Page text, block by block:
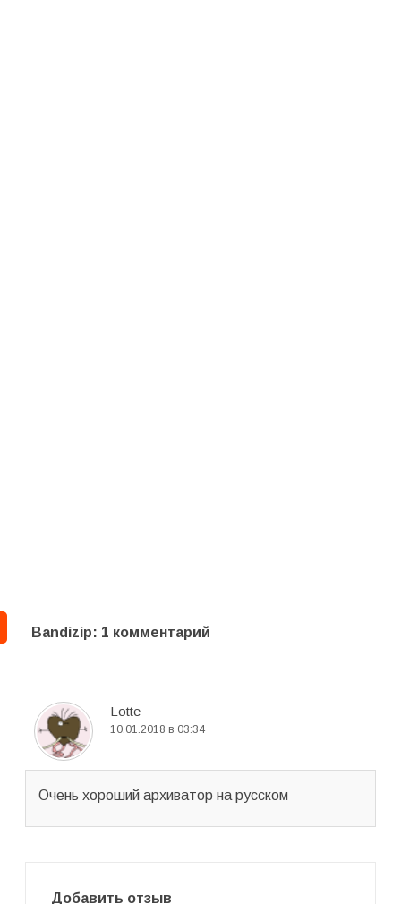
Bandizip: 1 комментарий
Lotte
10.01.2018 в 03:34
Очень хороший архиватор на русском
Добавить отзыв